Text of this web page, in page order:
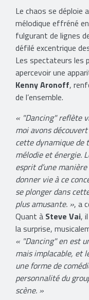
Le chaos se déploie
mélodique effréné
fulgurant de lignes
défilé excentrique
Les spectateurs
apercevoir une
Kenny Aronoff,
de l’ensemble.
« "Dancing" reflète
moi avons
cette dynamique de
mélodie et énergie.
esprit d’une
donner vie à ce
se plonger dans
plus amusante. », a
Quant à Steve Vai,
la surprise,
« "Dancing" en est
mais implacable, et
une forme de
personnalité du
scène. »